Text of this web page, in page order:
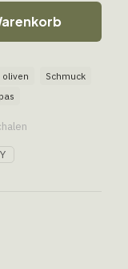
oliven
Schmuck